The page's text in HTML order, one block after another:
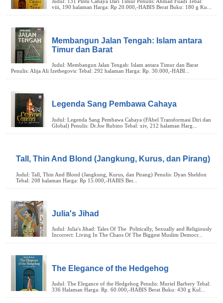
Membangun Jalan Tengah: Islam antara
Timur dan Barat
Legenda Sang Pembawa Cahaya
Tall, Thin And Blond (Jangkung, Kurus, dan Pirang)
Julia's Jihad
The Elegance of the Hedgehog